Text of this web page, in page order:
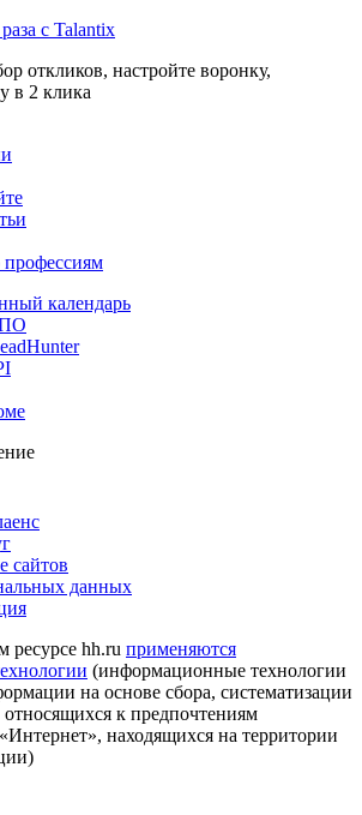
с Talantix
откликов, настройте воронку,
в 2 клика
календарь
ПО
сайтов
данных
hh.ru применяются
(информационные технологии
на основе сбора, систематизации
относящихся к предпочтениям
находящихся на территории